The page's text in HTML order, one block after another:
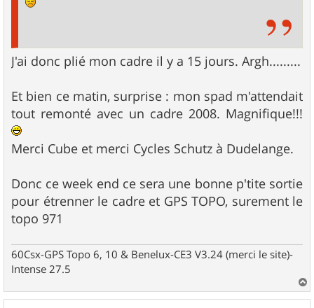
J'ai donc plié mon cadre il y a 15 jours. Argh.........
Et bien ce matin, surprise : mon spad m'attendait
tout remonté avec un cadre 2008. Magnifique!!!
Merci Cube et merci Cycles Schutz à Dudelange.
Donc ce week end ce sera une bonne p'tite sortie
pour étrenner le cadre et GPS TOPO, surement le
topo 971
60Csx-GPS Topo 6, 10 & Benelux-CE3 V3.24 (merci le site)-
Intense 27.5
a